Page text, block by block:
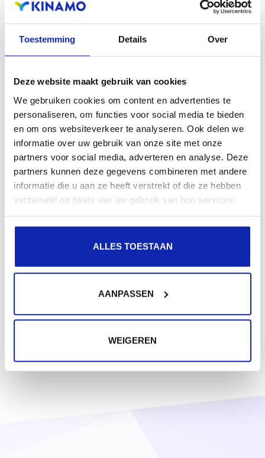
Toestemming Details Over
Deze website maakt gebruik van cookies
We gebruiken cookies om content en advertenties te
personaliseren, om functies voor social media te bieden
en om ons websiteverkeer te analyseren. Ook delen we
informatie over uw gebruik van onze site met onze
partners voor social media, adverteren en analyse. Deze
partners kunnen deze gegevens combineren met andere
informatie die u aan ze heeft verstrekt of die ze hebben
verzameld op basis van uw gebruik van hun services.
ALLES TOESTAAN
AANPASSEN
WEIGEREN
zoekresultaten in zoekmachines.
Registreer uw domeinnamen